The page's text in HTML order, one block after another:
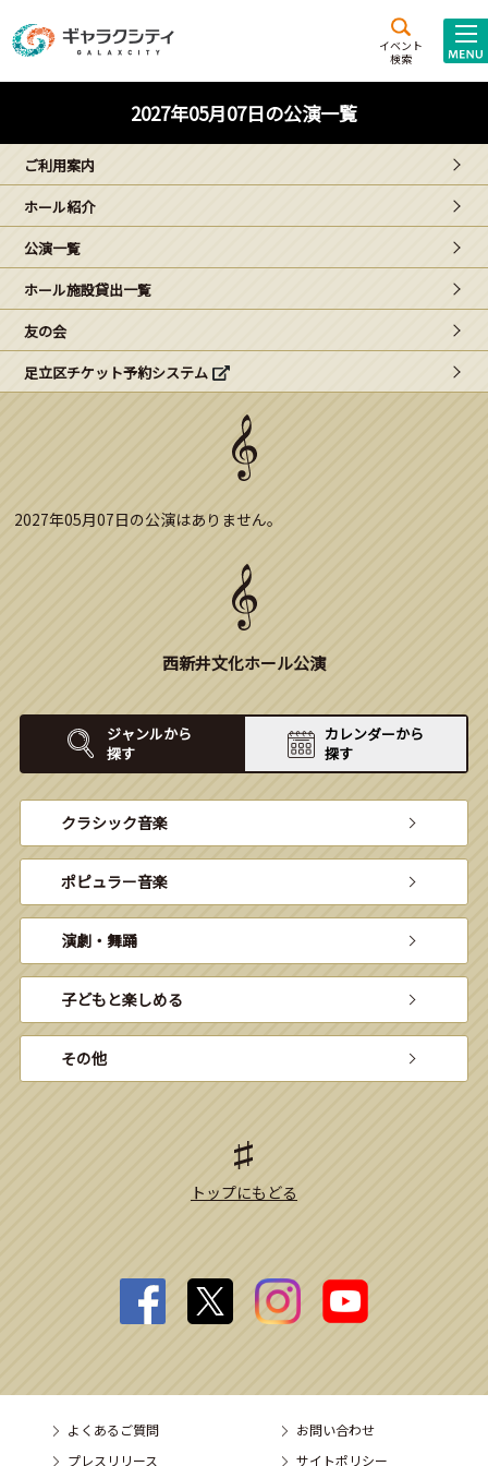
イベント
検索
施設案内
西新井
文化ホール
ギャラクシティとは
こどもみーてぃんぐ
Gがくえん
ブランドからのお知らせ
2027年05月07日の公演一覧
ご利用案内
ホール紹介
公演一覧
ホール施設貸出一覧
友の会
足立区チケット予約システム
2027年05月07日の公演はありません。
西新井文化ホール公演
ジャンルから
探す
カレンダーから
探す
クラシック音楽
ポピュラー音楽
演劇・舞踊
子どもと楽しめる
その他
トップにもどる
よくあるご質問
お問い合わせ
プレスリリース
サイトポリシー